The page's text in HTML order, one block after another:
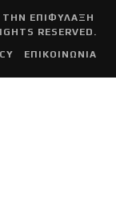
ΤΗΝ ΕΠΙΦΥΛΑΞΗ
RESERVED.
ΕΠΙΚΟΙΝΩΝΙΑ